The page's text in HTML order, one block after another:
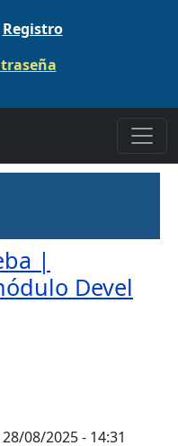
Registro
|
Devel
28/08/2025 - 14:31